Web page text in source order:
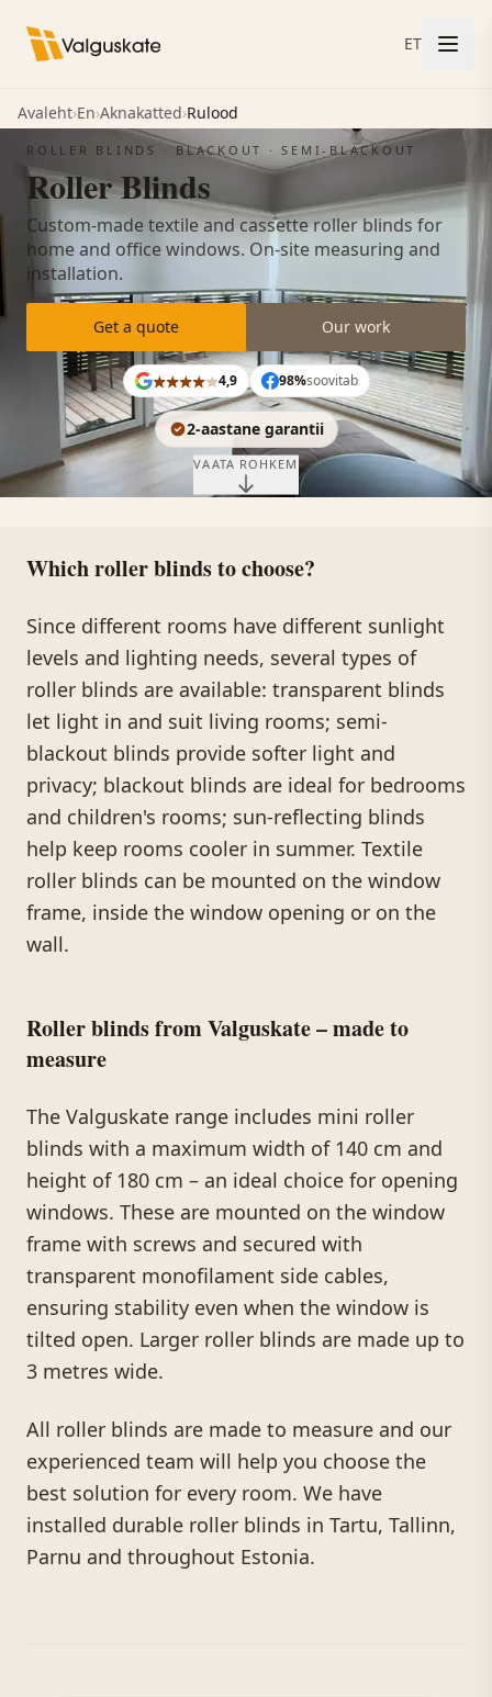
ET
Avaleht›En›Aknakatted›Rulood
ROLLER BLINDS · BLACKOUT · SEMI-BLACKOUT
Roller Blinds
Custom-made textile and cassette roller blinds for
home and office windows. On-site measuring and
installation.
Get a quote Our work
4,9 98%soovitab
2-aastane garantii
VAATA ROHKEM
Which roller blinds to choose?
Since different rooms have different sunlight
levels and lighting needs, several types of
roller blinds are available: transparent blinds
let light in and suit living rooms; semi-
blackout blinds provide softer light and
privacy; blackout blinds are ideal for bedrooms
and children's rooms; sun-reflecting blinds
help keep rooms cooler in summer. Textile
roller blinds can be mounted on the window
frame, inside the window opening or on the
wall.
Roller blinds from Valguskate – made to
measure
The Valguskate range includes mini roller
blinds with a maximum width of 140 cm and
height of 180 cm – an ideal choice for opening
windows. These are mounted on the window
frame with screws and secured with
transparent monofilament side cables,
ensuring stability even when the window is
tilted open. Larger roller blinds are made up to
3 metres wide.
All roller blinds are made to measure and our
experienced team will help you choose the
best solution for every room. We have
installed durable roller blinds in Tartu, Tallinn,
Parnu and throughout Estonia.